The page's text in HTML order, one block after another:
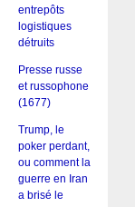
entrepôts
logistiques
détruits
Presse russe
et russophone
(1677)
Trump, le
poker perdant,
ou comment la
guerre en Iran
a brisé le